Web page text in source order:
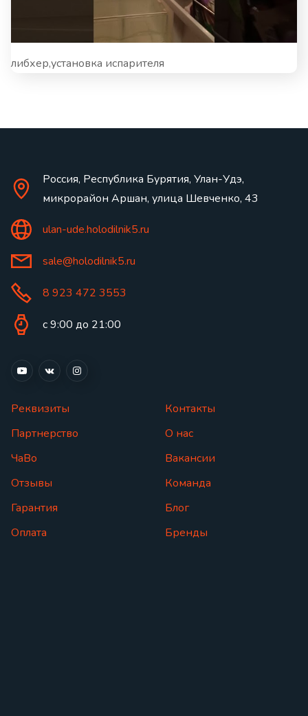
либхер,установка испарителя
Россия, Республика Бурятия, Улан-Удэ,
микрорайон Аршан, улица Шевченко, 43
ulan-ude.holodilnik5.ru
sale@holodilnik5.ru
8 923 472 3553
с 9:00 до 21:00
Реквизиты
Партнерство
ЧаВо
Отзывы
Гарантия
Оплата
Контакты
О нас
Вакансии
Команда
Блог
Бренды